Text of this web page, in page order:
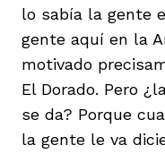
lo sabía la gente
gente aquí en la
motivado
El Dorado. Pero
se da? Porque
la gente le va